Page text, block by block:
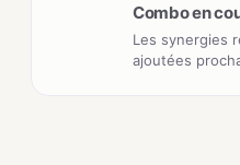
Combo en
Les synergies
ajoutées